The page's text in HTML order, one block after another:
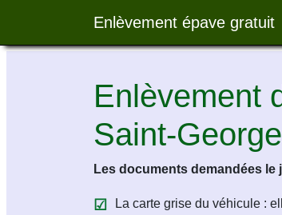
Enlèvement épave gratuit
Enlèvement
Saint-
Les documents demandées
La carte grise du véhicule :